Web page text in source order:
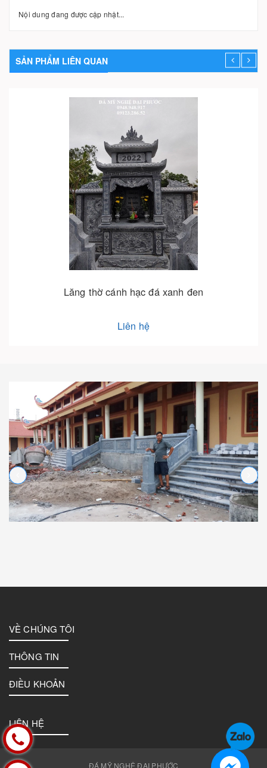
Nội dung đang được cập nhật...
SẢN PHẨM LIÊN QUAN
Lăng thờ cánh xanh rêu 06
Liên hệ
VỀ CHÚNG TÔI
THÔNG TIN
ĐIỀU KHOẢN
LIÊN HỆ
ĐÁ MỸ NGHỆ ĐẠI PHƯỚC